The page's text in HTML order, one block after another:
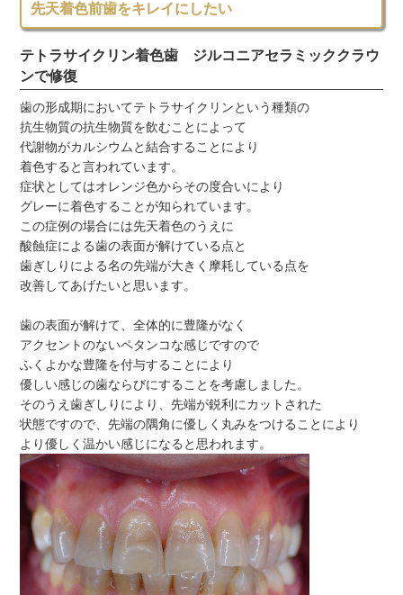
先天着色前歯をキレイにしたい
テトラサイクリン着色歯 ジルコニアセラミッククラウ
ンで修復
歯の形成期においてテトラサイクリンという種類の
抗生物質の抗生物質を飲むことによって
代謝物がカルシウムと結合することにより
着色すると言われています。
症状としてはオレンジ色からその度合いにより
グレーに着色することが知られています。
この症例の場合には先天着色のうえに
酸蝕症による歯の表面が解けている点と
歯ぎしりによる名の先端が大きく摩耗している点を
改善してあげたいと思います。
歯の表面が解けて、全体的に豊隆がなく
アクセントのないペタンコな感じですので
ふくよかな豊隆を付与することにより
優しい感じの歯ならびにすることを考慮しました。
そのうえ歯ぎしりにより、先端が鋭利にカットされた
状態ですので、先端の隅角に優しく丸みをつけることにより
より優しく温かい感じになると思われます。